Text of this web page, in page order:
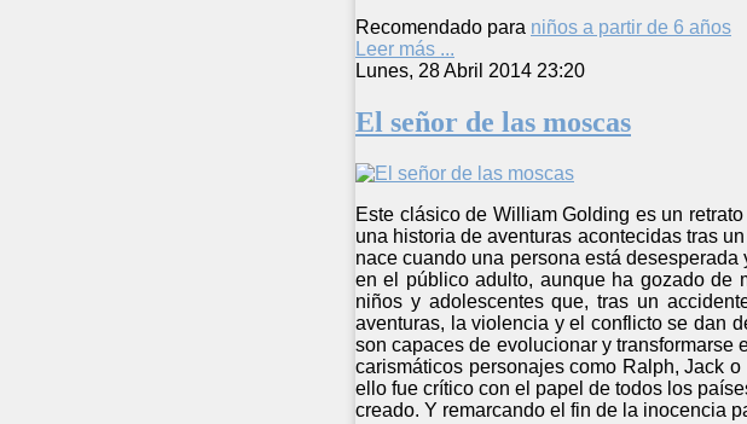
Recomendado para niños a partir de 6 años
Leer más ...
Lunes, 28 Abril 2014 23:20
El señor de las moscas
Este clásico de William Golding es un
una historia de aventuras acontecidas tras
nace cuando una persona está
en el público adulto, aunque ha gozado de
niños y adolescentes que, tras un
aventuras, la violencia y el conflicto se dan
son capaces de evolucionar y transformarse
carismáticos personajes como Ralph, Jack
ello fue crítico con el papel de todos los
creado. Y remarcando el fin de la inocencia